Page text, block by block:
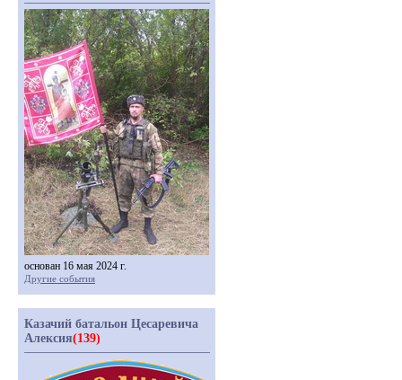
основан 16 мая 2024 г.
Другие события
Казачий батальон Цесаревича
Алексия(139)